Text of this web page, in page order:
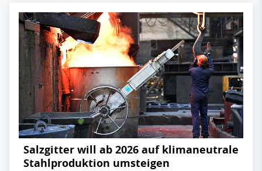
Salzgitter will ab 2026 auf klimaneutrale
Stahlproduktion umsteigen